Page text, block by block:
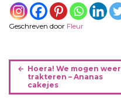
Geschreven door Fleur
B
r
Hoera! We mogen weer
trakteren – Ananas
cakejes